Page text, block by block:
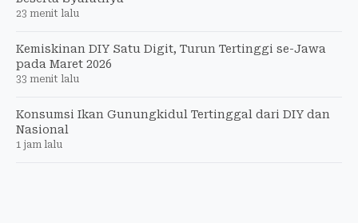
23 menit lalu
Kemiskinan DIY Satu Digit, Turun Tertinggi se-Jawa
pada Maret 2026
33 menit lalu
Konsumsi Ikan Gunungkidul Tertinggal dari DIY dan
Nasional
1 jam lalu